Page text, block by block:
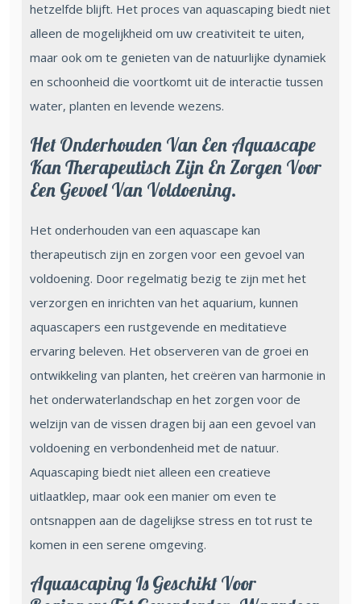
hetzelfde blijft. Het proces van aquascaping biedt niet
alleen de mogelijkheid om uw creativiteit te uiten,
maar ook om te genieten van de natuurlijke dynamiek
en schoonheid die voortkomt uit de interactie tussen
water, planten en levende wezens.
Het Onderhouden Van Een Aquascape
Kan Therapeutisch Zijn En Zorgen Voor
Een Gevoel Van Voldoening.
Het onderhouden van een aquascape kan
therapeutisch zijn en zorgen voor een gevoel van
voldoening. Door regelmatig bezig te zijn met het
verzorgen en inrichten van het aquarium, kunnen
aquascapers een rustgevende en meditatieve
ervaring beleven. Het observeren van de groei en
ontwikkeling van planten, het creëren van harmonie in
het onderwaterlandschap en het zorgen voor de
welzijn van de vissen dragen bij aan een gevoel van
voldoening en verbondenheid met de natuur.
Aquascaping biedt niet alleen een creatieve
uitlaatklep, maar ook een manier om even te
ontsnappen aan de dagelijkse stress en tot rust te
komen in een serene omgeving.
Aquascaping Is Geschikt Voor